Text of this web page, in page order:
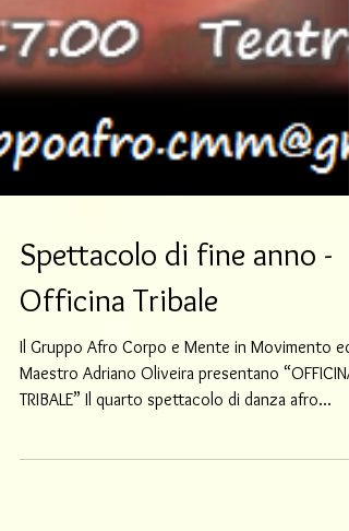
Spettacolo di fine anno -
Officina Tribale
Il Gruppo Afro Corpo e Mente in Movimento ed
TRIBALE” Il quarto spettacolo di danza afro...